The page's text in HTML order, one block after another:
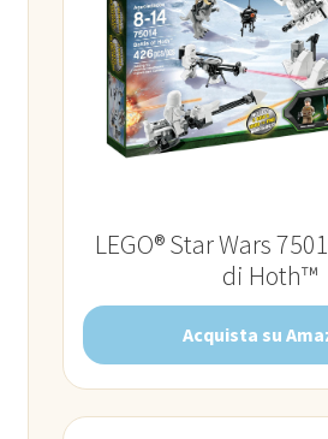
LEGO® Star Wars
di Hoth™
Acquista su